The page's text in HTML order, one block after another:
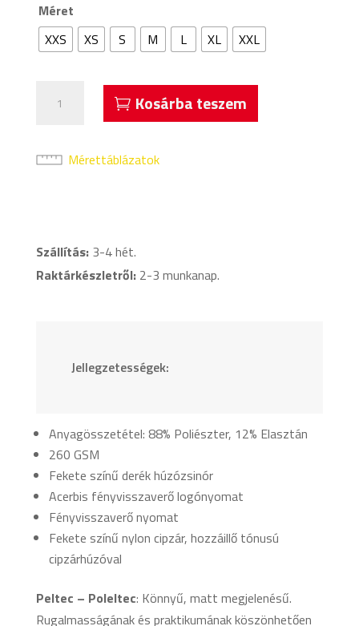
Méret
XXS
XS S M L XL XXL
Mizard
Futónadrág
Kosárba teszem
Mérettáblázatok
Szállítás:3-4 hét.
Raktárkészletről:2-3 munkanap.
Jellegzetességek:
Anyagösszetétel: 88% Poliészter, 12% Elasztán
260 GSM
Fekete színű derék húzózsinór
Acerbis fényvisszaverő logónyomat
Fényvisszaverő nyomat
Fekete színű nylon cipzár, hozzáillő tónusú
cipzárhúzóval
Peltec – Poleltec: Könnyű, matt megjelenésű.
Rugalmasságának és praktikumának köszönhetően